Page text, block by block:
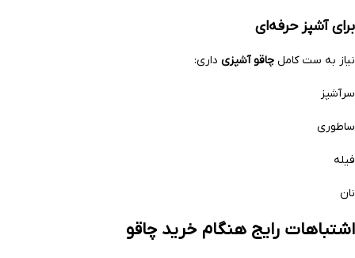
برای آشپز حرفه‌ای
نیاز به ست کامل چاقو آشپزی داری:
سرآشپز
ساطوری
فیله
نان
اشتباهات رایج هنگام خرید چاقو